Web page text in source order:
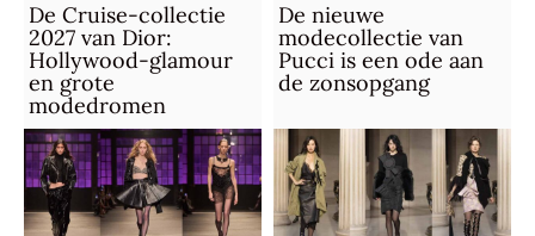
De Cruise-collectie
2027 van Dior:
Hollywood-glamour
en grote
modedromen
De nieuwe
modecollectie van
Pucci is een ode aan
de zonsopgang